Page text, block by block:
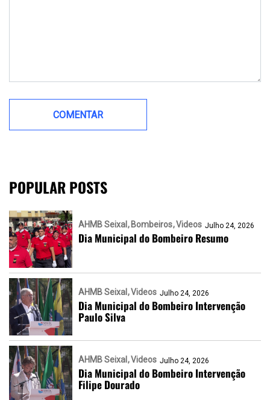
POPULAR POSTS
AHMB Seixal Bombeiros Videos Julho 24, 2026
Dia Municipal do Bombeiro Resumo
AHMB Seixal Videos Julho 24, 2026
Dia Municipal do Bombeiro Intervenção
Paulo Silva
AHMB Seixal Videos Julho 24, 2026
Dia Municipal do Bombeiro Intervenção
Filipe Dourado